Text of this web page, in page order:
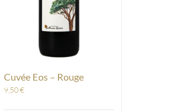
Cuvée Eos – Rouge
9,50€